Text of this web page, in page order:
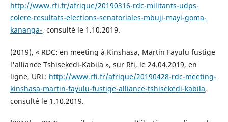
http://www.rfi.fr/afrique/20190316-rdc-militants-udps-
colere-resultats-elections-senatoriales-mbuji-mayi-goma-
kananga-, consulté le 1.10.2019.
(2019), « RDC: en meeting à Kinshasa, Martin Fayulu fustige
l'alliance Tshisekedi-Kabila », sur Rfi, le 24.04.2019, en
ligne, URL: http://www.rfi.fr/afrique/20190428-rdc-meeting-
kinshasa-martin-fayulu-fustige-alliance-tshisekedi-kabila,
consulté le 1.10.2019.